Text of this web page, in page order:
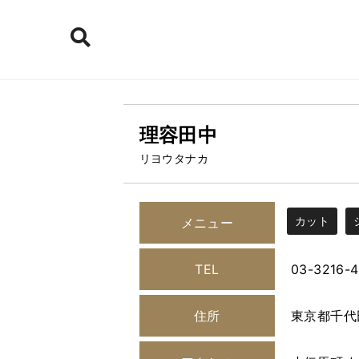
理容田中
リヨウタナカ
メニュー カット
TEL 03-3216-
住所 東京都千